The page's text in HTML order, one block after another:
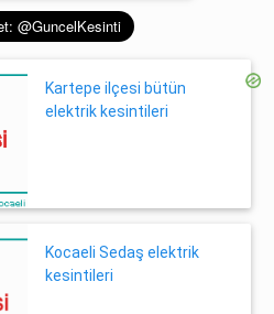
Kartepe ilçesi bütün
elektrik kesintileri
Kocaeli Sedaş elektrik
kesintileri